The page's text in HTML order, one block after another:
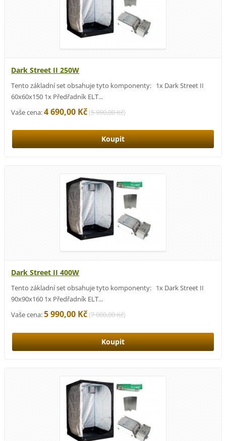
Dark Street II 250W
Tento základní set obsahuje tyto komponenty: 1x Dark Street II
60x60x150 1x Předřadník ELT...
Vaše cena:4 690,00 Kč(5 990,00 Kč)
Dark Street II 400W
Tento základní set obsahuje tyto komponenty: 1x Dark Street II
90x90x160 1x Předřadník ELT...
Vaše cena:5 990,00 Kč(7 000,00 Kč)